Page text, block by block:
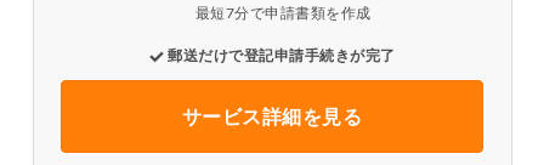
最短7分で申請書類を作成
郵送だけで登記申請手続きが完了
サービス詳細を見る